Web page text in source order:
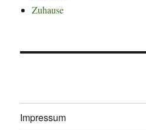
Zuhause
Impressum